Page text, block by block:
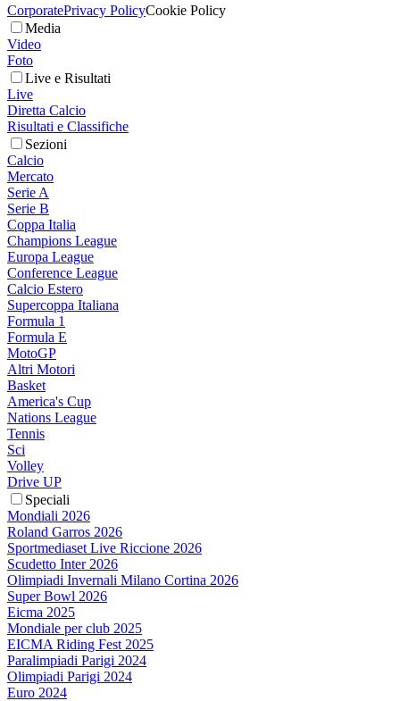
CorporatePrivacy PolicyCookie Policy
Media
Video
Foto
Live e Risultati
Live
Diretta Calcio
Risultati e Classifiche
Sezioni
Calcio
Mercato
Serie A
Serie B
Coppa Italia
Champions League
Europa League
Conference League
Calcio Estero
Supercoppa Italiana
Formula 1
Formula E
MotoGP
Altri Motori
Basket
America's Cup
Nations League
Tennis
Sci
Volley
Drive UP
Speciali
Mondiali 2026
Roland Garros 2026
Sportmediaset Live Riccione 2026
Scudetto Inter 2026
Olimpiadi Invernali Milano Cortina 2026
Super Bowl 2026
Eicma 2025
Mondiale per club 2025
EICMA Riding Fest 2025
Paralimpiadi Parigi 2024
Olimpiadi Parigi 2024
Euro 2024